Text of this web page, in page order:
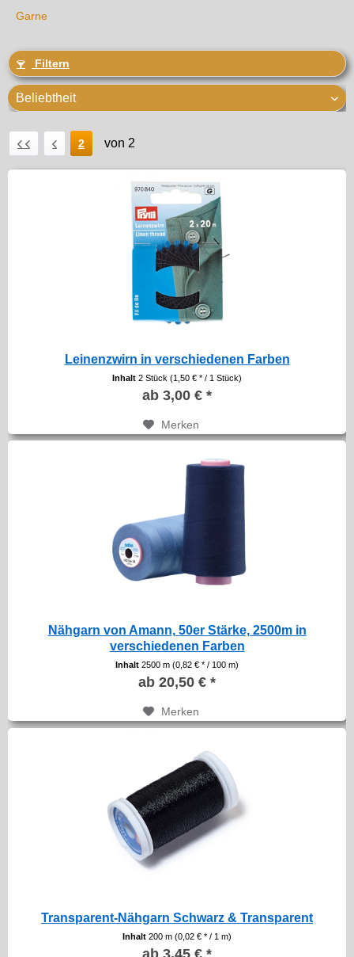
Garne
Filtern
2 von 2
Leinenzwirn in verschiedenen Farben
Inhalt2 Stück(1,50 € * / 1 Stück)
ab 3,00 € *
Merken
Nähgarn von Amann, 50er Stärke, 2500m in
verschiedenen Farben
Inhalt2500 m(0,82 € * / 100 m)
ab 20,50 € *
Merken
Transparent-Nähgarn Schwarz & Transparent
Inhalt200 m(0,02 € * / 1 m)